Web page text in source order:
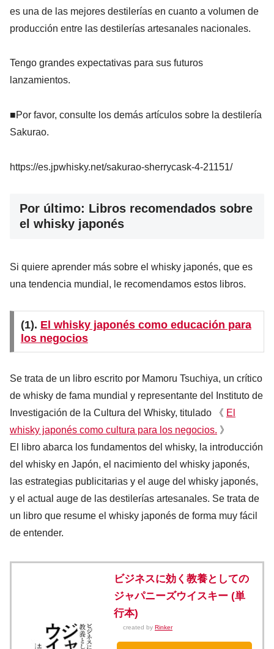
es una de las mejores destilerías en cuanto a volumen de
producción entre las destilerías artesanales nacionales.
Tengo grandes expectativas para sus futuros
lanzamientos.
■Por favor, consulte los demás artículos sobre la destilería
Sakurao.
https://es.jpwhisky.net/sakurao-sherrycask-4-21151/
Por último: Libros recomendados sobre
el whisky japonés
Si quiere aprender más sobre el whisky japonés, que es
una tendencia mundial, le recomendamos estos libros.
(1). El whisky japonés como educación para
los negocios
Se trata de un libro escrito por Mamoru Tsuchiya, un crítico
de whisky de fama mundial y representante del Instituto de
Investigación de la Cultura del Whisky, titulado 《 El
whisky japonés como cultura para los negocios. 》
El libro abarca los fundamentos del whisky, la introducción
del whisky en Japón, el nacimiento del whisky japonés,
las estrategias publicitarias y el auge del whisky japonés,
y el actual auge de las destilerías artesanales. Se trata de
un libro que resume el whisky japonés de forma muy fácil
de entender.
ビジネスに効く教養としての
ジャパニーズウイスキー (単
行本)
created by Rinker